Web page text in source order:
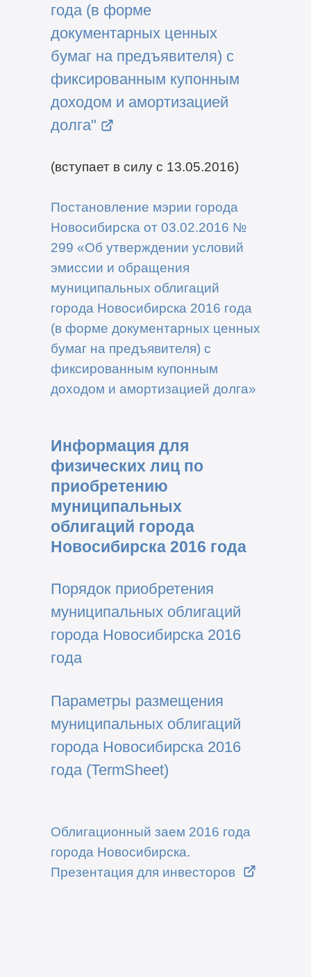
года (в форме
документарных ценных
бумаг на предъявителя) с
фиксированным купонным
доходом и амортизацией
долга"
(вступает в силу с 13.05.2016)
Постановление мэрии города
Новосибирска от 03.02.2016 №
299 «Об утверждении условий
эмиссии и обращения
муниципальных облигаций
города Новосибирска 2016 года
(в форме документарных ценных
бумаг на предъявителя) с
фиксированным купонным
доходом и амортизацией долга»
Информация для
физических лиц по
приобретению
муниципальных
облигаций города
Новосибирска 2016 года
Порядок приобретения
муниципальных облигаций
города Новосибирска 2016
года
Параметры размещения
муниципальных облигаций
города Новосибирска 2016
года (TermSheet)
Облигационный заем 2016 года
города Новосибирска.
Презентация для инвесторов